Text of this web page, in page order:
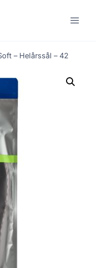
– Helårssål – 42